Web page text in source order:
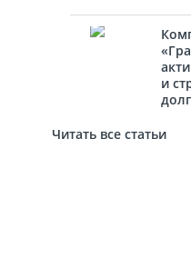
и
Читать все статьи